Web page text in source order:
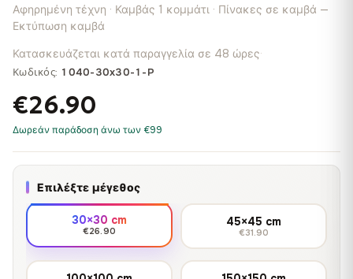
Αφηρημένη τέχνη · Καμβάς 1 κομμάτι · Πίνακες σε καμβά —
Εκτύπωση καμβά
Κατασκευάζεται κατά παραγγελία σε 48 ώρες·
Κωδικός: 1040-30x30-1-P
€26.90
Δωρεάν παράδοση άνω των €99
Επιλέξτε μέγεθος
30×30 cm
€26.90
45×45 cm
€31.90